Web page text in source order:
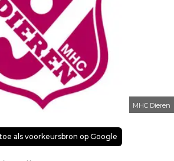
MHC Dieren
als voorkeursbron op Google